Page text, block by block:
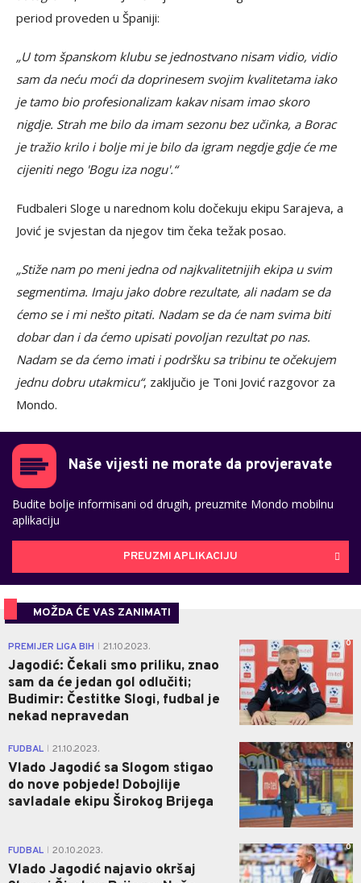
period proveden u Španiji:
„U tom španskom klubu se jednostvano nisam vidio, vidio
sam da neću moći da doprinesem svojim kvalitetama iako
je tamo bio profesionalizam kakav nisam imao skoro
nigdje. Strah me bilo da imam sezonu bez učinka, a Borac
je tražio krilo i bolje mi je bilo da igram negdje gdje će me
cijeniti nego 'Bogu iza nogu'.“
Fudbaleri Sloge u narednom kolu dočekuju ekipu Sarajeva, a
Jović je svjestan da njegov tim čeka težak posao.
„Stiže nam po meni jedna od najkvalitetnijih ekipa u svim
segmentima. Imaju jako dobre rezultate, ali nadam se da
ćemo se i mi nešto pitati. Nadam se da će nam svima biti
dobar dan i da ćemo upisati povoljan rezultat po nas.
Nadam se da ćemo imati i podršku sa tribinu te očekujem
jednu dobru utakmicu“, zaključio je Toni Jović razgovor za
Mondo.
Naše vijesti ne morate da provjeravate
Budite bolje informisani od drugih, preuzmite Mondo mobilnu
aplikaciju
PREUZMI APLIKACIJU
MOŽDA ĆE VAS ZANIMATI
PREMIJER LIGA BIH 21.10.2023.
Jagodić: Čekali smo priliku, znao
sam da će jedan gol odlučiti;
Budimir: Čestitke Slogi, fudbal je
nekad nepravedan
0
FUDBAL 21.10.2023.
Vlado Jagodić sa Slogom stigao
do nove pobjede! Dobojlije
savladale ekipu Širokog Brijega
0
FUDBAL 20.10.2023.
Vlado Jagodić najavio okršaj
0